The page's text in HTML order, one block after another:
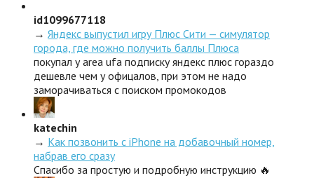
id1099677118
→ Яндекс выпустил игру Плюс Сити — симулятор
города, где можно получить баллы Плюса
покупал у area ufa подписку яндекс плюс гораздо
дешевле чем у офицалов, при этом не надо
заморачиваться с поиском промокодов
katechin
→ Как позвонить с iPhone на добавочный номер,
набрав его сразу
Спасибо за простую и подробную инструкцию 🔥